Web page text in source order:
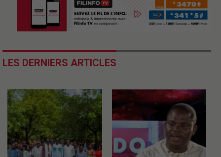
LES DERNIERS ARTICLES